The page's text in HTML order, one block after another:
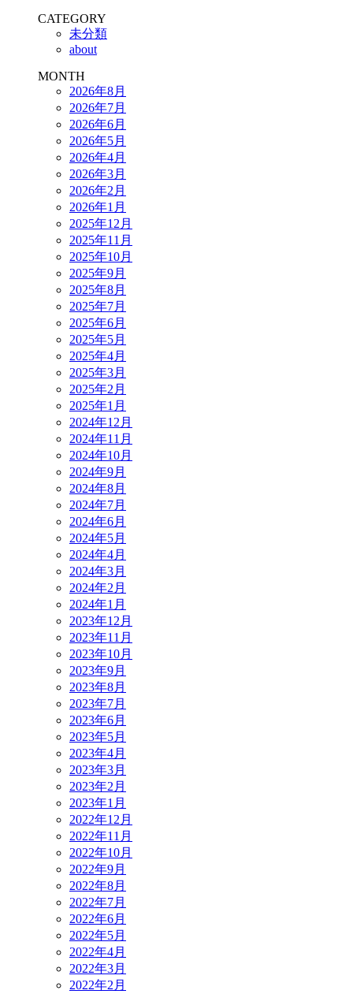
CATEGORY
未分類
about
MONTH
2026年8月
2026年7月
2026年6月
2026年5月
2026年4月
2026年3月
2026年2月
2026年1月
2025年12月
2025年11月
2025年10月
2025年9月
2025年8月
2025年7月
2025年6月
2025年5月
2025年4月
2025年3月
2025年2月
2025年1月
2024年12月
2024年11月
2024年10月
2024年9月
2024年8月
2024年7月
2024年6月
2024年5月
2024年4月
2024年3月
2024年2月
2024年1月
2023年12月
2023年11月
2023年10月
2023年9月
2023年8月
2023年7月
2023年6月
2023年5月
2023年4月
2023年3月
2023年2月
2023年1月
2022年12月
2022年11月
2022年10月
2022年9月
2022年8月
2022年7月
2022年6月
2022年5月
2022年4月
2022年3月
2022年2月